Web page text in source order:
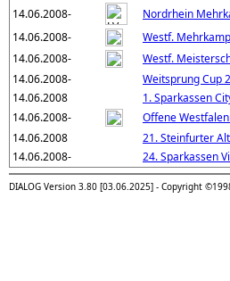
14.06.2008-
Nordrhein
14.06.2008-
Westf.
14.06.2008-
Westf.
14.06.2008-
Weitsprung Cup
14.06.2008
1. Sparkassen
14.06.2008-
Offene
14.06.2008
21. Steinfurter
14.06.2008-
24. Sparkassen
DIALOG Version 3.80 [03.06.2025] - Copyright